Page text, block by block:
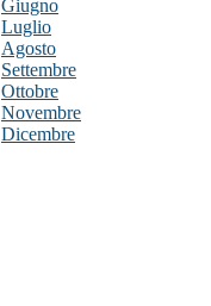
Giugno
Luglio
Agosto
Settembre
Ottobre
Novembre
Dicembre